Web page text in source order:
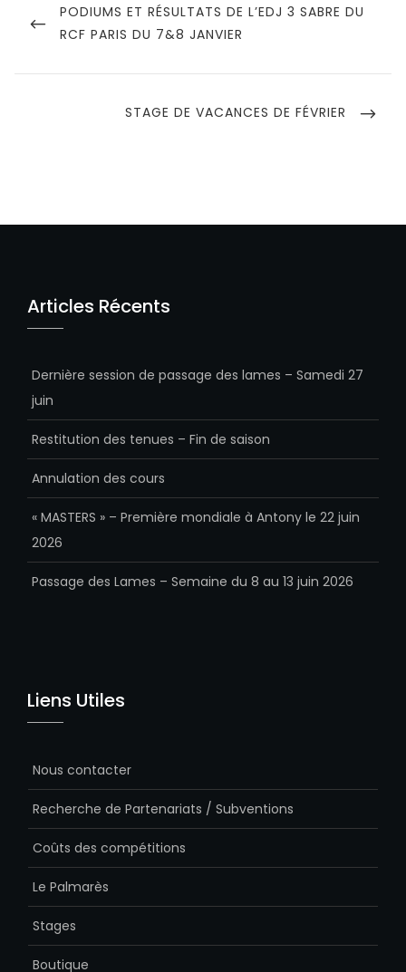
de
l’article
PREVIOUS
POST
PODIUMS ET RÉSULTATS DE L’EDJ 3 SABRE DU
RCF PARIS DU 7&8 JANVIER
NEXT
STAGE DE VACANCES DE FÉVRIER
Articles Récents
Dernière session de passage des lames – Samedi 27
juin
Restitution des tenues – Fin de saison
Annulation des cours
« MASTERS » – Première mondiale à Antony le 22 juin
2026
Passage des Lames – Semaine du 8 au 13 juin 2026
Liens Utiles
Nous contacter
Recherche de Partenariats / Subventions
Coûts des compétitions
Le Palmarès
Stages
Boutique